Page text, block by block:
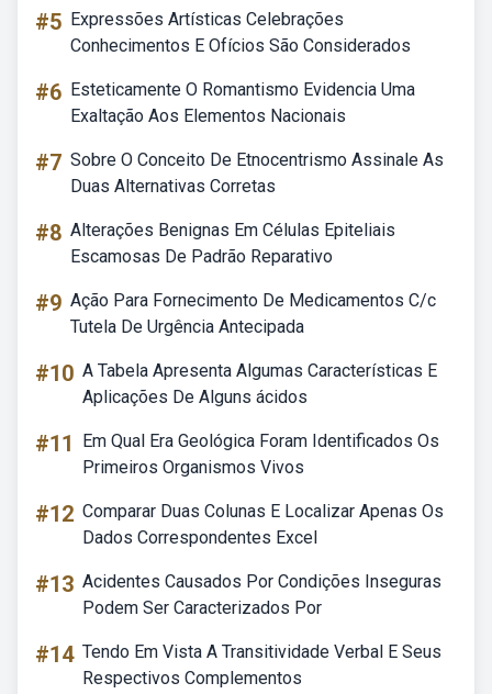
#5 Expressões Artísticas Celebrações
Conhecimentos E Ofícios São Considerados
#6 Esteticamente O Romantismo Evidencia Uma
Exaltação Aos Elementos Nacionais
#7 Sobre O Conceito De Etnocentrismo Assinale As
Duas Alternativas Corretas
#8 Alterações Benignas Em Células Epiteliais
Escamosas De Padrão Reparativo
#9 Ação Para Fornecimento De Medicamentos C/c
Tutela De Urgência Antecipada
#10 A Tabela Apresenta Algumas Características E
Aplicações De Alguns ácidos
#11
Em Qual Era Geológica Foram Identificados Os
Primeiros Organismos Vivos
#12 Comparar Duas Colunas E Localizar Apenas Os
Dados Correspondentes Excel
#13 Acidentes Causados Por Condições Inseguras
Podem Ser Caracterizados Por
#14 Tendo Em Vista A Transitividade Verbal E Seus
Respectivos Complementos